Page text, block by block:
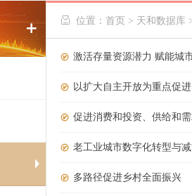
 位置： 首页 > 天和数据库
激活存量资源潜力 赋能城
以扩大自主开放为重点促
促进消费和投资、供给和
老工业城市数字化转型与
多路径促进乡村全面振兴